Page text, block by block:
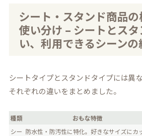
シート・スタンド商品
使い分け – シートとス
い、利用できるシーン
シートタイプとスタンドタイプには異
それぞれの違いをまとめました。
種類 おもな特徴
シー 防水性・防汚性に特化。好きなサイズにカ